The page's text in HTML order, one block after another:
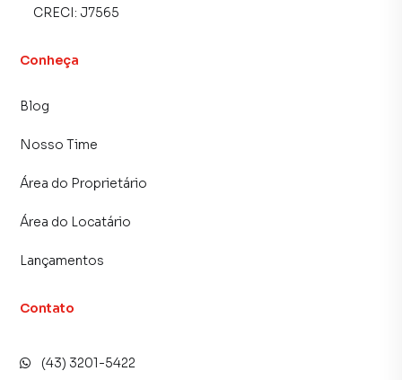
CRECI: J7565
Conheça
Blog
Nosso Time
Área do Proprietário
Área do Locatário
Lançamentos
Contato
(43) 3201-5422